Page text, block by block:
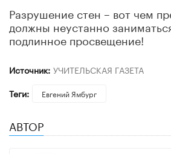
Разрушение стен – вот чем
должны неустанно
подлинное просвещение!
Источник: УЧИТЕЛЬСКАЯ ГАЗЕТА
Теги:
Евгений Ямбург
АВТОР